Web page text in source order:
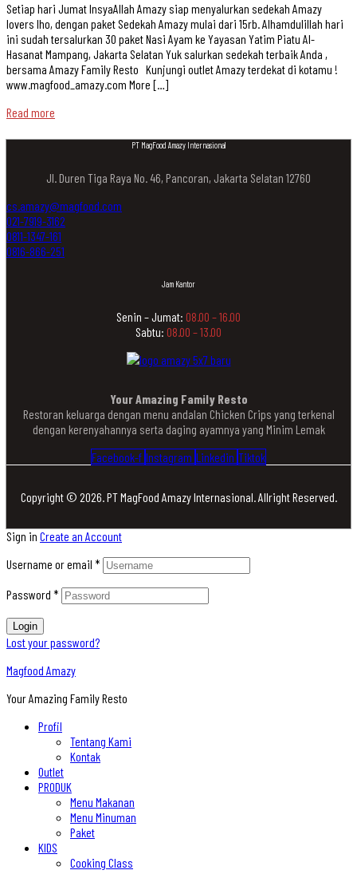
Setiap hari Jumat InsyaAllah Amazy siap menyalurkan sedekah Amazy
lovers lho, dengan paket Sedekah Amazy mulai dari 15rb. Alhamdulillah hari
ini sudah tersalurkan 30 paket Nasi Ayam ke Yayasan Yatim Piatu Al-
Hasanat Mampang, Jakarta Selatan Yuk salurkan sedekah terbaik Anda ,
bersama Amazy Family Resto Kunjungi outlet Amazy terdekat di kotamu !
www.magfood_amazy.com More […]
Read more
PT MagFood Amazy Internasional
Jl. Duren Tiga Raya No. 46, Pancoran, Jakarta Selatan 12760
cs.amazy@magfood.com
021-7919-3162
0811-1347-161
0816-866-251
Jam Kantor
Senin – Jumat: 08.00 – 16.00
Sabtu: 08.00 – 13.00
Your Amazing Family Resto
Restoran keluarga dengan menu andalan Chicken Crips yang terkenal
dengan kerenyahannya serta daging ayamnya yang Minim Lemak
Facebook-f Instagram Linkedin Tiktok
Copyright © 2026. PT MagFood Amazy Internasional. Allright Reserved.
Sign in Create an Account
Username or email *
Password *
Login
Lost your password?
Magfood Amazy
Your Amazing Family Resto
Profil
Tentang Kami
Kontak
Outlet
PRODUK
Menu Makanan
Menu Minuman
Paket
KIDS
Cooking Class